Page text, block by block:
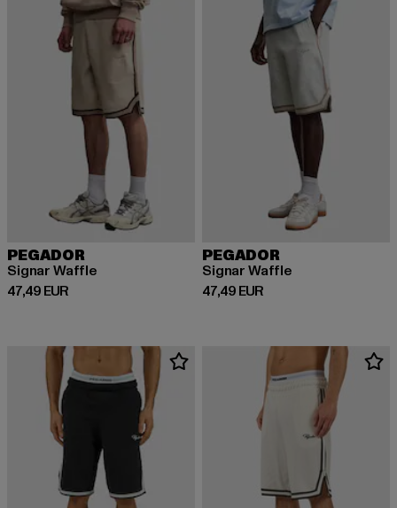
PEGADOR
Signar Waffle
47,49 EUR
Derzeitiger Preis: 47,49 EUR
PEGADOR
Signar Waffle
47,49 EUR
Derzeitiger Preis: 47,49 EUR